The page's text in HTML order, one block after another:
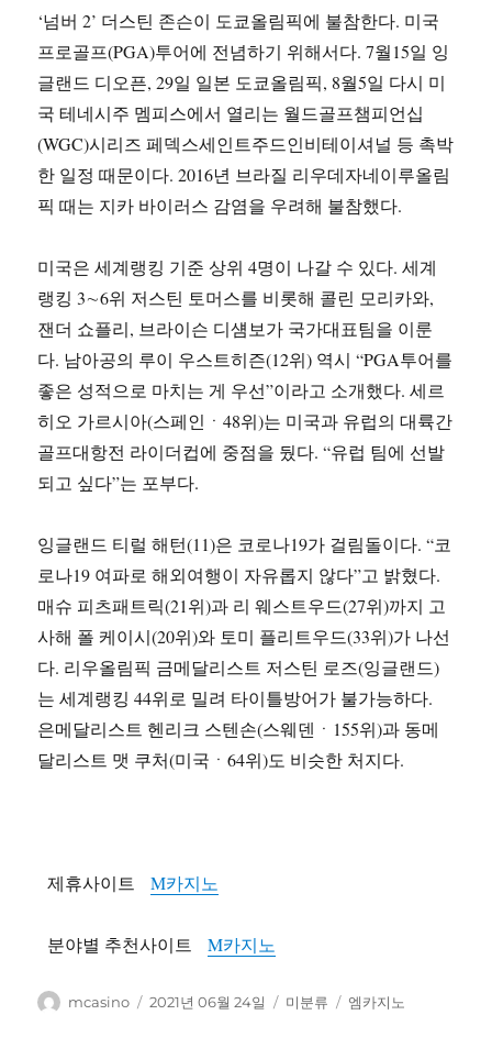
‘넘버 2’ 더스틴 존슨이 도쿄올림픽에 불참한다. 미국
프로골프(PGA)투어에 전념하기 위해서다. 7월15일 잉
글랜드 디오픈, 29일 일본 도쿄올림픽, 8월5일 다시 미
국 테네시주 멤피스에서 열리는 월드골프챔피언십
(WGC)시리즈 페덱스세인트주드인비테이셔널 등 촉박
한 일정 때문이다. 2016년 브라질 리우데자네이루올림
픽 때는 지카 바이러스 감염을 우려해 불참했다.
미국은 세계랭킹 기준 상위 4명이 나갈 수 있다. 세계
랭킹 3∼6위 저스틴 토머스를 비롯해 콜린 모리카와,
잰더 쇼플리, 브라이슨 디섐보가 국가대표팀을 이룬
다. 남아공의 루이 우스트히즌(12위) 역시 “PGA투어를
좋은 성적으로 마치는 게 우선”이라고 소개했다. 세르
히오 가르시아(스페인ㆍ48위)는 미국과 유럽의 대륙간
골프대항전 라이더컵에 중점을 뒀다. “유럽 팀에 선발
되고 싶다”는 포부다.
잉글랜드 티럴 해턴(11)은 코로나19가 걸림돌이다. “코
로나19 여파로 해외여행이 자유롭지 않다”고 밝혔다.
매슈 피츠패트릭(21위)과 리 웨스트우드(27위)까지 고
사해 폴 케이시(20위)와 토미 플리트우드(33위)가 나선
다. 리우올림픽 금메달리스트 저스틴 로즈(잉글랜드)
는 세계랭킹 44위로 밀려 타이틀방어가 불가능하다.
은메달리스트 헨리크 스텐손(스웨덴ㆍ155위)과 동메
달리스트 맷 쿠처(미국ㆍ64위)도 비슷한 처지다.
제휴사이트M카지노
분야별 추천사이트M카지노
글
mcasino
작
2021년 06월 24일
카
미분류
태
엠카지노